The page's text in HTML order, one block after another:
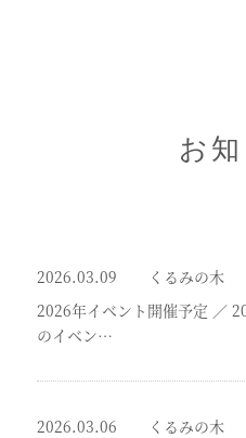
お
2026.03.09
くるみの木
2026年イベント開催予定 ／
のイベン…
2026.03.06
くるみの木